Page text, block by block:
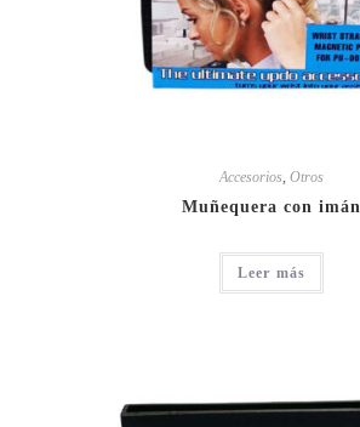
Accesorios Otros
Muñequera con imán
Leer más